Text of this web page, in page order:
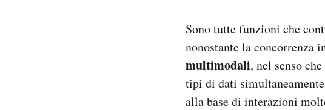
Sono tutte funzioni che
nonostante la
multimodali, nel senso
tipi di dati
alla base di interazioni